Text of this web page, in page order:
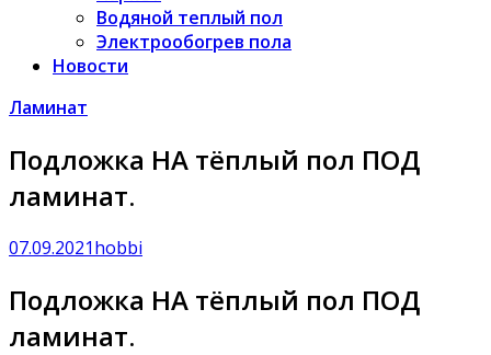
Водяной теплый пол
Электрообогрев пола
Новости
Ламинат
Подложка НА тёплый пол ПОД
ламинат.
07.09.2021hobbi
Подложка НА тёплый пол ПОД
ламинат.